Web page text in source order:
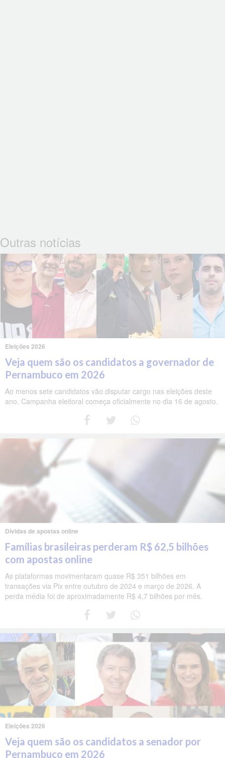
Outras notícias
Eleições 2026
Veja quem são os candidatos a governador de
Pernambuco em 2026
Ao menos sete candidatos vão disputar cargo nas eleições deste
ano. Campanha eleitoral começa oficialmente no dia 16 de agosto.
Dívidas de apostas online
Famílias brasileiras perderam R$ 62,5 bilhões
com apostas online
As plataformas movimentaram quase R$ 351 bilhões em
transações via Pix entre outubro de 2024 e março de 2026. A
perda média foi de aproximadamente R$ 4,7 bilhões por mês.
Eleições 2026
Veja quem são os candidatos a senador por
Pernambuco em 2026